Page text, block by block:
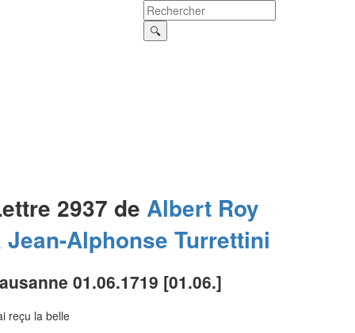
2937 de Albert Roy
Jean-Alphonse Turrettini
01.06.1719 [01.06.]
reçu la belle